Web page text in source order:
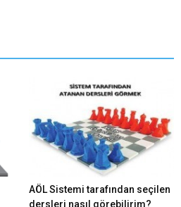
AÖL Sistemi tarafından seçilen
dersleri nasıl görebilirim?